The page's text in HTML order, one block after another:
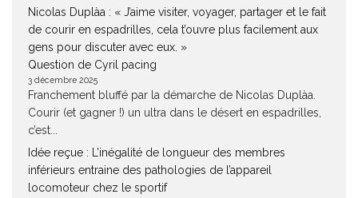
Nicolas Duplàa : « J’aime visiter, voyager, partager et le fait
de courir en espadrilles, cela t’ouvre plus facilement aux
gens pour discuter avec eux. »
Question de Cyril pacing
3 décembre 2025
Franchement bluffé par la démarche de Nicolas Duplàa.
Courir (et gagner !) un ultra dans le désert en espadrilles,
c’est...
Idée reçue : L’inégalité de longueur des membres
inférieurs entraine des pathologies de l’appareil
locomoteur chez le sportif